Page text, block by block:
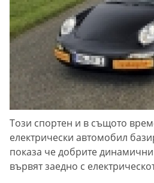
Този спортен и в същото
електрически автомобил
показа че добрите динамични
вървят заедно с